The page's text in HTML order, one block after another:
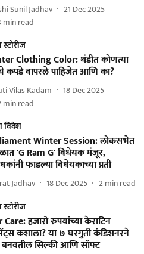
Sunil Jadhav
21 Dec 2025
min read
Clothing Color: थंडीत कोणत्या
कपडे वापरले पाहिजेत आणि का?
Vilas Kadam
18 Dec 2025
min read
विदेश
Winter Session: लोकसभेत
'G Ram G' विधेयक मंजूर,
फाडल्या विधेयकाच्या प्रती
Jadhav 18 Dec 2025 2min read
Care: हजारो रुपयांच्या केराटिन
कशाला? या ७ घरगुती कंडिशनरने
सिल्की आणि सॉफ्ट